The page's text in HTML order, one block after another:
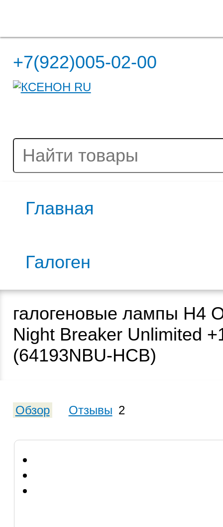
+7(922)005-02-00
Главная
Галоген
галогеновые лампы H4
Night Breaker Unlimited
(64193NBU-HCB)
Обзор Отзывы 2